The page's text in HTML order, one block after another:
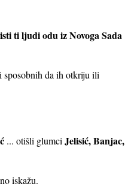
ti ljudi odu iz Novoga Sada
da ih otkriju ili
... otišli glumci Jelisić, Banjac,
iskažu.